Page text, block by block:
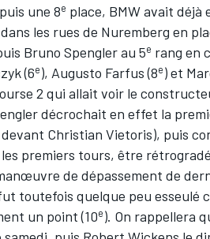
puis une 8e place, BMW avait déjà
les rues de Nuremberg en
Bruno Spengler au 5e rang en
(6e), Augusto Farfus (8e) et
2 qui allait voir le
décrochait en effet la
Christian Vietoris), puis
premiers tours, être
de dépassement de
toutefois quelque peu esseulé
un point (10e). On rappellera